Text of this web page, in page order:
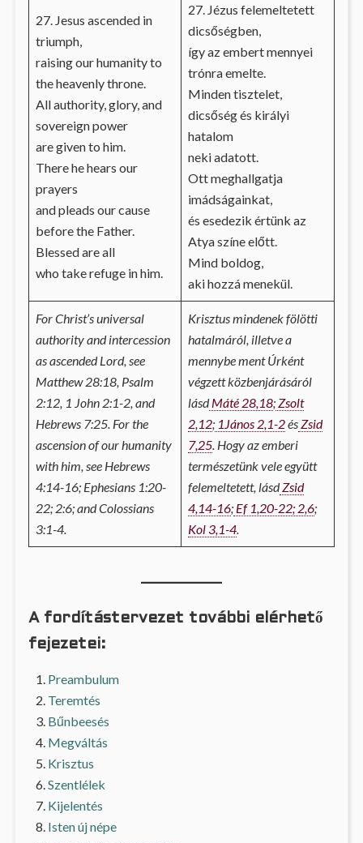
27. Jesus ascended in
triumph,
raising our humanity to
the heavenly throne.
All authority, glory, and
sovereign power
are given to him.
There he hears our
prayers
and pleads our cause
before the Father.
Blessed are all
who take refuge in him.
27. Jézus felemeltetett
dicsőségben,
így az embert mennyei
trónra emelte.
Minden tisztelet,
dicsőség és királyi
hatalom
neki adatott.
Ott meghallgatja
imádságainkat,
és esedezik értünk az
Atya színe előtt.
Mind boldog,
aki hozzá menekül.
For Christ’s universal
authority and intercession
as ascended Lord, see
Matthew 28:18, Psalm
2:12, 1 John 2:1-2, and
Hebrews 7:25. For the
ascension of our humanity
with him, see Hebrews
4:14-16; Ephesians 1:20-
22; 2:6; and Colossians
3:1-4.
Krisztus mindenek fölötti
hatalmáról, illetve a
mennybe ment Úrként
végzett közbenjárásáról
lásdMáté 28,18;Zsolt
2,12;1János 2,1-2ésZsid
7,25. Hogy az emberi
természetünk vele együtt
felemeltetett, lásdZsid
4,14-16;Ef 1,20-22; 2,6;
Kol 3,1-4.
A fordítástervezet további elérhető
fejezetei:
Preambulum
Teremtés
Bűnbeesés
Megváltás
Krisztus
Szentlélek
Kijelentés
Isten új népe